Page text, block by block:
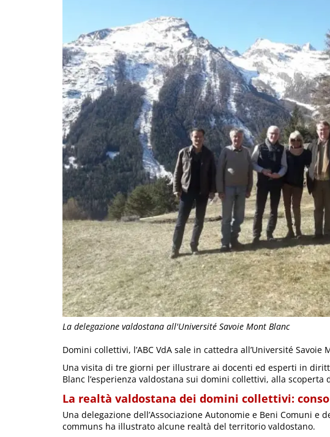
La delegazione valdostana all'Université Savoie Mont Blanc
Domini collettivi, l’ABC VdA sale in cattedra all’Université Savoie
Una visita di tre giorni per illustrare ai docenti ed esperti in
Blanc l’esperienza valdostana sui domini collettivi, alla scoperta
La realtà valdostana dei domini collettivi:
Una delegazione dell’Associazione Autonomie e Beni Comuni e
communs ha illustrato alcune realtà del territorio valdostano.